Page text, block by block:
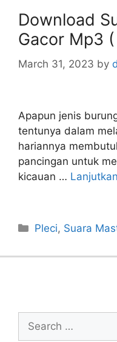
Download
Gacor Mp3
March 31, 2023 by
Apapun jenis
tentunya dalam
hariannya
pancingan untuk
kicauan …
Categories
Pleci, Suara
Search
for: